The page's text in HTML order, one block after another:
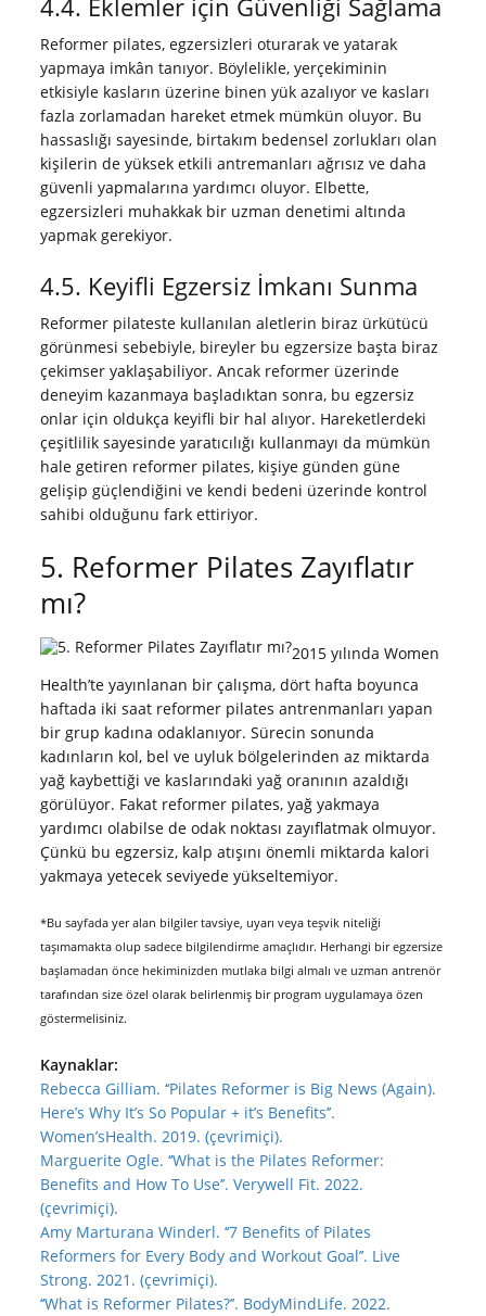
4.4. Eklemler için Güvenliği Sağlama
Reformer pilates, egzersizleri oturarak ve yatarak
yapmaya imkân tanıyor. Böylelikle, yerçekiminin
etkisiyle kasların üzerine binen yük azalıyor ve kasları
fazla zorlamadan hareket etmek mümkün oluyor. Bu
hassaslığı sayesinde, birtakım bedensel zorlukları olan
kişilerin de yüksek etkili antremanları ağrısız ve daha
güvenli yapmalarına yardımcı oluyor. Elbette,
egzersizleri muhakkak bir uzman denetimi altında
yapmak gerekiyor.
4.5. Keyifli Egzersiz İmkanı Sunma
Reformer pilateste kullanılan aletlerin biraz ürkütücü
görünmesi sebebiyle, bireyler bu egzersize başta biraz
çekimser yaklaşabiliyor. Ancak reformer üzerinde
deneyim kazanmaya başladıktan sonra, bu egzersiz
onlar için oldukça keyifli bir hal alıyor. Hareketlerdeki
çeşitlilik sayesinde yaratıcılığı kullanmayı da mümkün
hale getiren reformer pilates, kişiye günden güne
gelişip güçlendiğini ve kendi bedeni üzerinde kontrol
sahibi olduğunu fark ettiriyor.
5. Reformer Pilates Zayıflatır
mı?
2015 yılında Women
Health​’te yayınlanan bir çalışma, dört hafta boyunca
haftada iki saat reformer pilates antrenmanları yapan
bir grup kadına odaklanıyor. Sürecin sonunda
kadınların kol, bel ve uyluk bölgelerinden az miktarda
yağ kaybettiği ve kaslarındaki yağ oranının azaldığı
görülüyor. Fakat reformer pilates, yağ yakmaya
yardımcı olabilse de odak noktası zayıflatmak olmuyor.
Çünkü bu egzersiz, kalp atışını önemli miktarda kalori
yakmaya yetecek seviyede yükseltemiyor.
*Bu sayfada yer alan bilgiler tavsiye, uyarı veya teşvik niteliği
taşımamakta olup sadece bilgilendirme amaçlıdır. Herhangi bir egzersize
başlamadan önce hekiminizden mutlaka bilgi almalı ve uzman antrenör
tarafından size özel olarak belirlenmiş bir program uygulamaya özen
göstermelisiniz.
Kaynaklar:
Rebecca Gilliam. ‘‘Pilates Reformer is Big News (Again).
Here’s Why It’s So Popular + it’s Benefits’’.
Women’sHealth. 2019. (çevrimiçi).
Marguerite Ogle. ‘‘What is the Pilates Reformer:
Benefits and How To Use’’. Verywell Fit. 2022.
(çevrimiçi).
Amy Marturana Winderl. ‘‘7 Benefits of Pilates
Reformers for Every Body and Workout Goal’’. Live
Strong. 2021. (çevrimiçi).
‘‘What is Reformer Pilates?’’. BodyMindLife. 2022.